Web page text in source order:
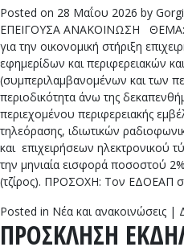
Posted on 28 Μαΐου 2026 by
ΕΠΕΙΓΟΥΣΑ ΑΝΑΚΟΙΝΩΣΗ ΘΕΜΑ:
για την οικονομική στήριξη
εφημερίδων και περιφερειακών
(συμπεριλαμβανομένων και των
περιοδικότητα άνω της
περιεχομένου περιφερειακής
τηλεόρασης, ιδιωτικών
και επιχειρήσεων ηλεκτρονικού
την μηνιαία εισφορά ποσοστού
(τζίρος). ΠΡΟΣΟΧΗ: Τον ΕΔΟΕΑΠ
Posted in Νέα και ανακοινώσεις |
ΠΡΟΣΚΛΗΣΗ